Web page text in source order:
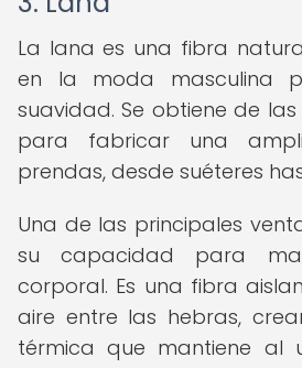
La lana es una fibra
en la moda masculina
suavidad. Se obtiene de las
para fabricar una
prendas, desde suéteres
Una de las principales
su capacidad para
corporal. Es una fibra
aire entre las hebras,
térmica que mantiene al